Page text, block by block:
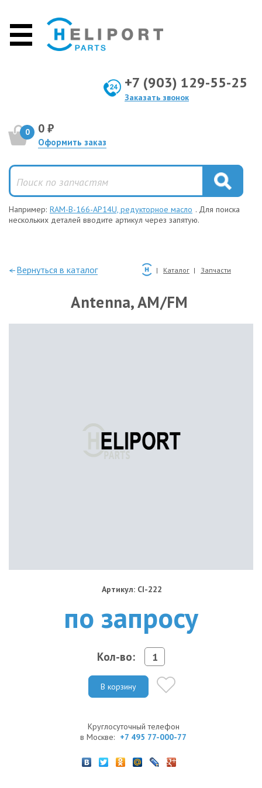
+7 (903) 129-55-25
Заказать звонок
0 0 ₽
Оформить заказ
Например: RAM-B-166-AP14U, редукторное масло . Для поиска
нескольких деталей вводите артикул через запятую.
—Вернуться в каталог Каталог Запчасти
Antenna, AM/FM
Артикул: CI-222
по запросу
Кол-во:
В корзину
Круглосуточный телефон
в Москве: +7 495 77-000-77